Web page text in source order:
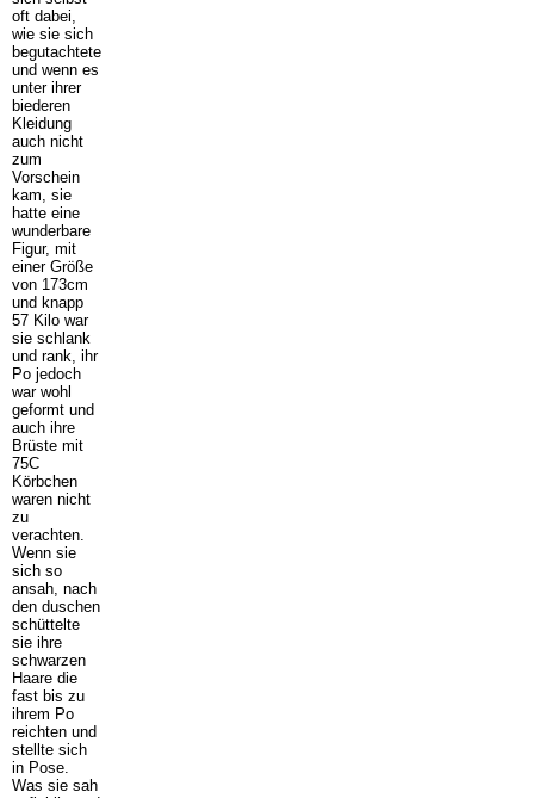
oft dabei,
wie sie sich
begutachtete
und wenn es
unter ihrer
biederen
Kleidung
auch nicht
zum
Vorschein
kam, sie
hatte eine
wunderbare
Figur, mit
einer Größe
von 173cm
und knapp
57 Kilo war
sie schlank
und rank, ihr
Po jedoch
war wohl
geformt und
auch ihre
Brüste mit
75C
Körbchen
waren nicht
zu
verachten.
Wenn sie
sich so
ansah, nach
den duschen
schüttelte
sie ihre
schwarzen
Haare die
fast bis zu
ihrem Po
reichten und
stellte sich
in Pose.
Was sie sah